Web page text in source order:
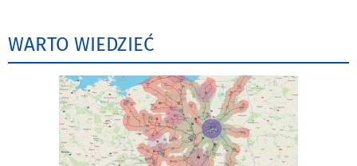
WARTO WIEDZIEĆ